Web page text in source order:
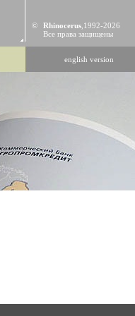
© Rhinocerus ,1992-2026
Все права защищены
english version